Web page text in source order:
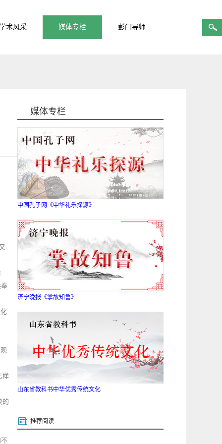
术风采 媒体专栏 彭门导师
样
的
媒体专栏
中国孔子网《中华礼乐探源》
济宁晚报《掌故知鲁》
山东省教科书中华优秀传统文化
推荐阅读